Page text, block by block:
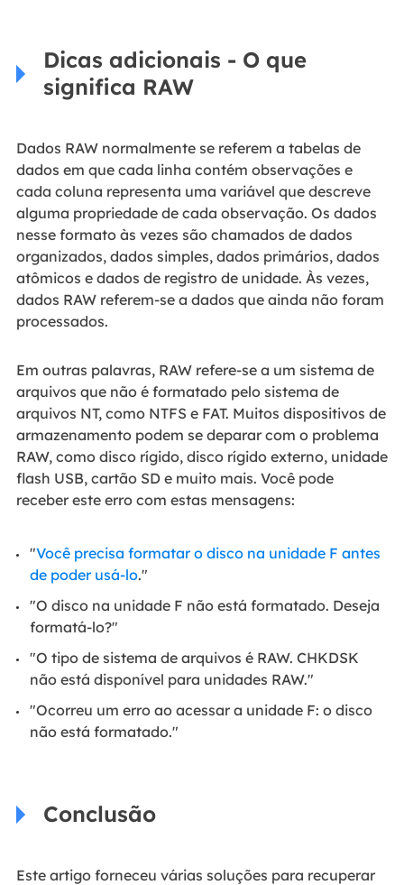
Dicas adicionais - O que
significa RAW
Dados RAW normalmente se referem a tabelas de
dados em que cada linha contém observações e
cada coluna representa uma variável que descreve
alguma propriedade de cada observação. Os dados
nesse formato às vezes são chamados de dados
organizados, dados simples, dados primários, dados
atômicos e dados de registro de unidade. Às vezes,
dados RAW referem-se a dados que ainda não foram
processados.
Em outras palavras, RAW refere-se a um sistema de
arquivos que não é formatado pelo sistema de
arquivos NT, como NTFS e FAT. Muitos dispositivos de
armazenamento podem se deparar com o problema
RAW, como disco rígido, disco rígido externo, unidade
flash USB, cartão SD e muito mais. Você pode
receber este erro com estas mensagens:
"Você precisa formatar o disco na unidade F antes
de poder usá-lo."
"O disco na unidade F não está formatado. Deseja
formatá-lo?"
"O tipo de sistema de arquivos é RAW. CHKDSK
não está disponível para unidades RAW."
"Ocorreu um erro ao acessar a unidade F: o disco
não está formatado."
Conclusão
Este artigo forneceu várias soluções para recuperar